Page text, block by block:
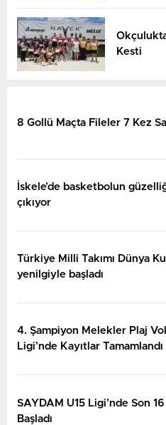
Kesti
8 Gollü Maçta Fileler 7 Kez
İskele’de basketbolun
çıkıyor
Türkiye Milli Takımı Dünya
yenilgiyle başladı
4. Şampiyon Melekler Plaj
Ligi’nde Kayıtlar Tamamlandı
SAYDAM U15 Ligi’nde Son
Başladı